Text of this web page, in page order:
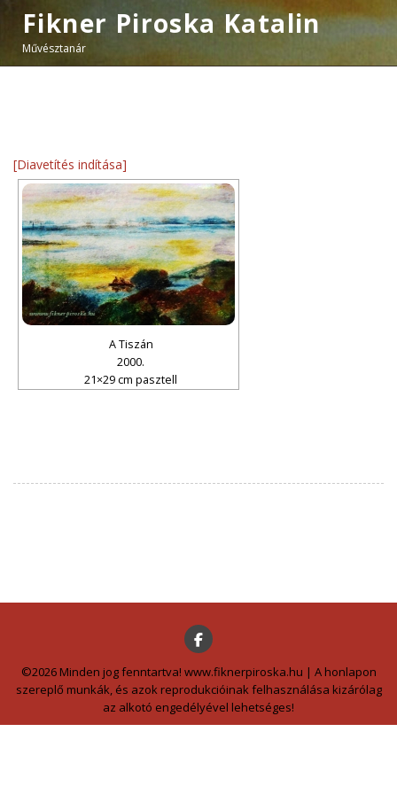
Fikner Piroska Katalin
Művésztanár
[Diavetítés indítása]
A Tiszán
2000.
21×29 cm pasztell
©2026 Minden jog fenntartva! www.fiknerpiroska.hu | A honlapon
szereplő munkák, és azok reprodukcióinak felhasználása kizárólag
az alkotó engedélyével lehetséges!